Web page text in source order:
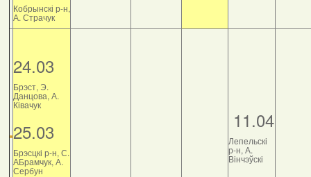
Кобрынскі р-н,
А. Страчук
24.03
Брэст, Э.
Данцова, А.
Ківачук
25.03
Брэсцкі р-н, С.
АБрамчук, А.
Сербун
11.04
Лепельскі
р-н, А.
Вінчэўскі